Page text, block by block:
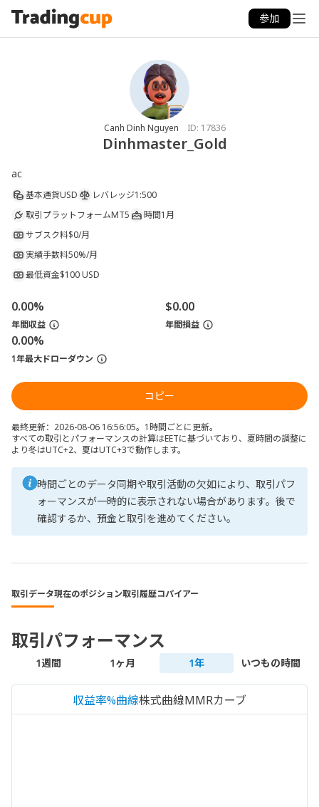
参加
Canh Dinh Nguyen ID: 17836
Dinhmaster_Gold
ac
基本通貨USD レバレッジ1:500
取引プラットフォームMT5 時間1月
サブスク料$0/月
実績手数料50%/月
最低資金$100 USD
0.00%
年間収益
$0.00
年間損益
0.00%
1年最大ドローダウン
コピー
最終更新：2026-08-06 16:56:05。1時間ごとに更新。
すべての取引とパフォーマンスの計算はEETに基づいており、夏時間の調整に
より冬はUTC+2、夏はUTC+3で動作します。
時間ごとのデータ同期や取引活動の欠如により、取引パフ
ォーマンスが一時的に表示されない場合があります。後で
確認するか、預金と取引を進めてください。
取引データ現在のポジション取引履歴コパイアー
取引パフォーマンス
1週間 1ヶ月 1年 いつもの時間
収益率%曲線株式曲線MMRカーブ